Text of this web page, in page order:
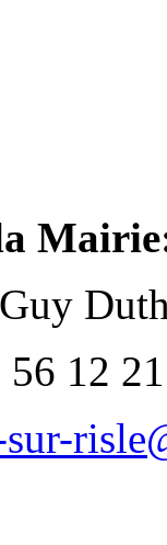
12 21